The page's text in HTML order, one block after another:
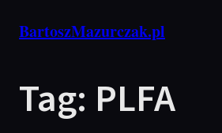
BartoszMazurczak.pl
Tag: PLFA